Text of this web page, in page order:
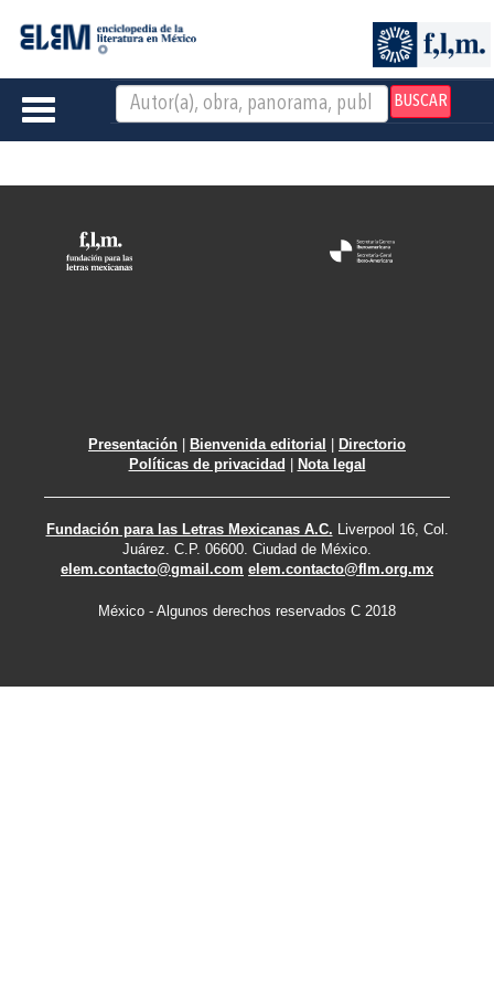
BUSCAR
Toggle
Presentación | Bienvenida editorial | Directorio
Políticas de privacidad | Nota legal
Fundación para las Letras Mexicanas A.C. Liverpool 16, Col.
Juárez. C.P. 06600. Ciudad de México.
elem.contacto@gmail.com elem.contacto@flm.org.mx
México - Algunos derechos reservados C 2018